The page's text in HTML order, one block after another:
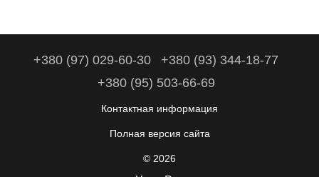
+380 (97) 029-60-30
+380 (93) 344-18-77
+380 (95) 503-66-69
Контактная информация
Полная версия сайта
© 2026